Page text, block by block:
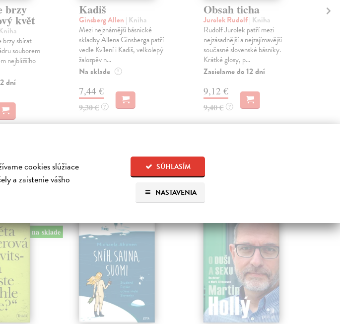
cookies slúžiace
a zaistenie vášho
SÚHLASÍM
NASTAVENIA
brzy
květ
brzy sbírat
souborem
nejbližšího
dní
Kadiš
Ginsberg Allen | Kniha
Mezi nejznámější básnické
skladby Allena Ginsberga patří
vedle Kvílení i Kadiš, velkolepý
žalozpěv n...
Na sklade ?
7,44 €
9,30 € ?
Obsah ticha
Jurolek Rudolf| Kniha
Rudolf Jurolek patří mezi
nejzásadnější a nejzajímavější
současné slovenské básníky.
Krátké glosy, p...
Zasielame do 12 dní
9,12 €
9,40 € ?
vkusom si kúpili aj:
na sklade